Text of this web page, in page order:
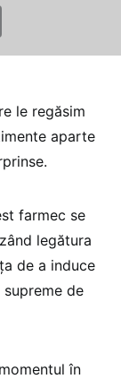
le regăsim
aparte
farmec se
legătura
de a induce
de
în